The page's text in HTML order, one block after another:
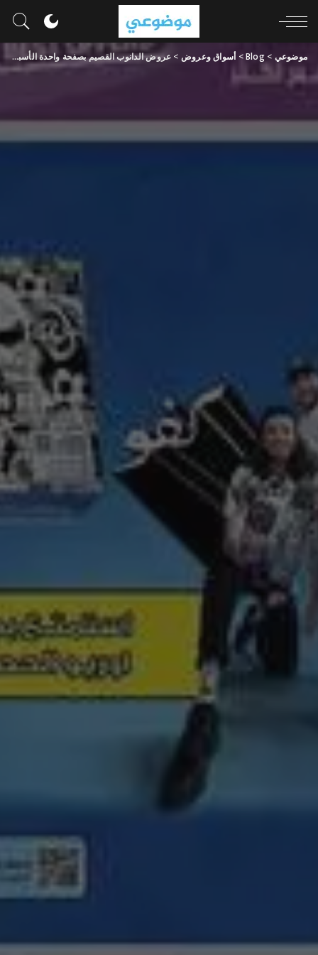
موضوعي >
Blog
> أسواق وعروض > عروض الدانوب القصيم بصفحة واحدة الأسبوعية 22 مايو 2024